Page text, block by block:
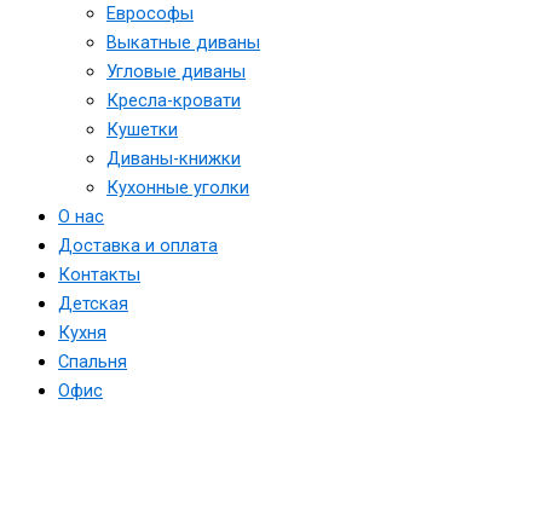
Еврософы
Выкатные диваны
Угловые диваны
Кресла-кровати
Кушетки
Диваны-книжки
Кухонные уголки
О нас
Доставка и оплата
Контакты
Детская
Кухня
Спальня
Офис